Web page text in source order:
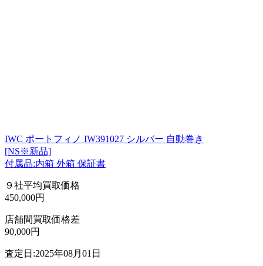
IWC ポートフィノ IW391027 シルバー 自動巻き
[NS※新品]
付属品:内箱 外箱 保証書
９社平均買取価格
450,000円
店舗間買取価格差
90,000円
査定日:2025年08月01日